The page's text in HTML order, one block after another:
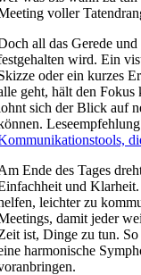
voller
all das Gerede
wird. Ein
oder ein kurzes
geht, hält den Fokus
sich der Blick auf
Ende des Tages
und
leichter zu
damit jeder
ist, Dinge zu tun.
harmonische